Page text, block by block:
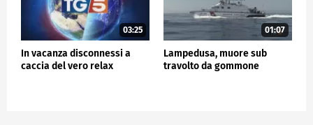
03:25
In vacanza disconnessi a
caccia del vero relax
01:07
Lampedusa, muore sub
travolto da gommone